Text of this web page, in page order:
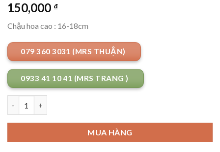
150,000 ₫
Chậu hoa cao : 16-18cm
079 360 3031 (MRS THUẬN)
0933 41 10 41 (MRS TRANG )
MUA HÀNG